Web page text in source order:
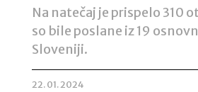
Na natečaj je prispelo 310
so bile poslane iz 19
Sloveniji.
22. 01. 2024